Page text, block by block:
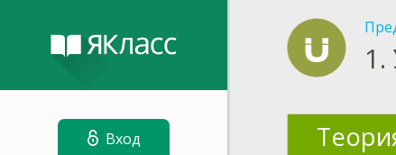
Вход
1.